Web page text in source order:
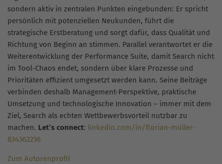
sondern aktiv in zentralen Punkten eingebunden: Er spricht
persönlich mit potenziellen Neukunden, führt die
strategische Erstberatung und sorgt dafür, dass Qualität und
Richtung von Beginn an stimmen. Parallel verantwortet er die
Weiterentwicklung der Performance Suite, damit Search nicht
im Tool-Chaos endet, sondern über klare Prozesse und
Prioritäten effizient umgesetzt werden kann. Seine Beiträge
verbinden deshalb Management-Perspektive, praktische
Umsetzung und technologische Innovation – immer mit dem
Ziel, Search als echten Wettbewerbsvorteil nutzbar zu
machen. Let’s connect: linkedin.com/in/florian-müller-
834362236
Zum Autorenprofil